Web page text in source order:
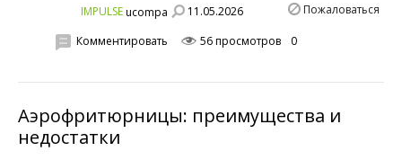
IMPULSEucompa 11.05.2026 Пожаловаться
Комментировать 56 просмотров 0
Аэрофритюрницы: преимущества и
недостатки